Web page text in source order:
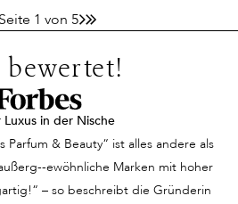
Seite 1 von 5
bewertet!
Luxus in der Nische
Parfum & Beauty“ ist alles andere als
ewöhnliche Marken mit hoher
– so beschreibt die Gründerin